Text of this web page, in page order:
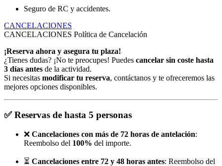
Seguro de RC y accidentes.
CANCELACIONES
CANCELACIONES Política de Cancelación
¡Reserva ahora y asegura tu plaza!
¿Tienes dudas? ¡No te preocupes! Puedes cancelar sin coste hasta
3 días antes de la actividad.
Si necesitas modificar tu reserva, contáctanos y te ofreceremos las
mejores opciones disponibles.
✅Reservas de hasta 5 personas
❌ Cancelaciones con más de 72 horas de antelación:
Reembolso del 100% del importe.
⏳ Cancelaciones entre 72 y 48 horas antes: Reembolso del